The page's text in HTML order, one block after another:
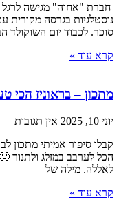
חברת "אחוה" מגישה לרגל
נוסטלגיות בגרסה מקורית
סוכר. לכבוד יום השוקולד
קרא עוד »
מתכון – בראוניז הכי
יוני 10, 2025
אין תגובות
קבלו סיפור אמיתי מתכון
הכל לערבב במזלג ולתנור
לאללה. מילה של
קרא עוד »